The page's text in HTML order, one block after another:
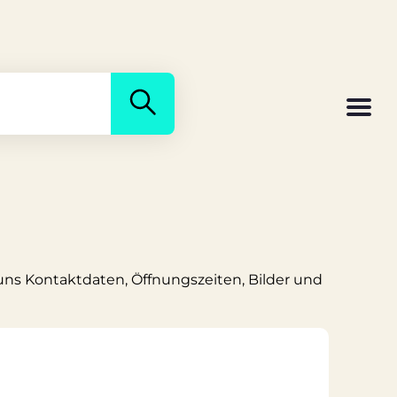
Kontaktdaten, Öffnungszeiten, Bilder und